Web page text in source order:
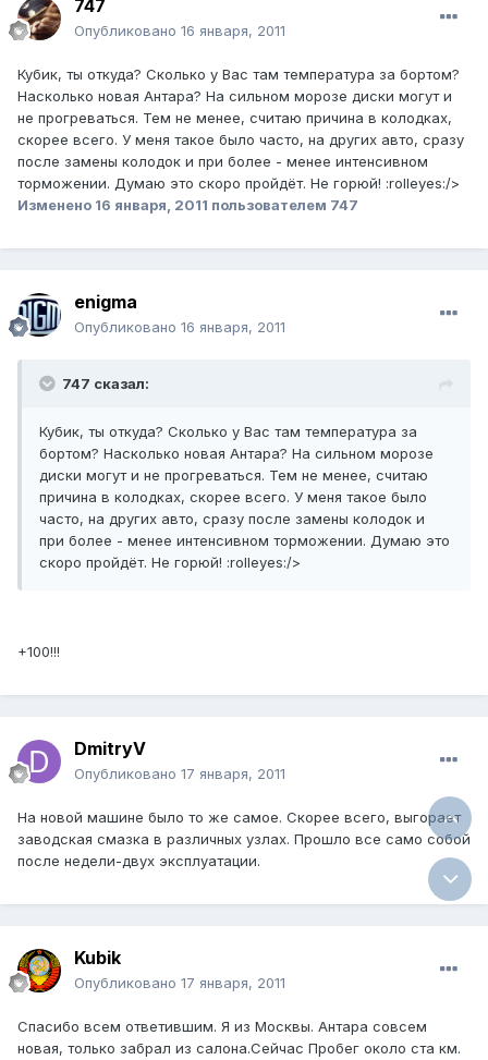
747
Опубликовано 16 января, 2011
Кубик, ты откуда? Сколько у Вас там температура за бортом?
Насколько новая Антара? На сильном морозе диски могут и
не прогреваться. Тем не менее, считаю причина в колодках,
скорее всего. У меня такое было часто, на других авто, сразу
после замены колодок и при более - менее интенсивном
торможении. Думаю это скоро пройдёт. Не горюй! :rolleyes:/>
Изменено 16 января, 2011 пользователем 747
enigma
Опубликовано 16 января, 2011
747 сказал:
Кубик, ты откуда? Сколько у Вас там температура за
бортом? Насколько новая Антара? На сильном морозе
диски могут и не прогреваться. Тем не менее, считаю
причина в колодках, скорее всего. У меня такое было
часто, на других авто, сразу после замены колодок и
при более - менее интенсивном торможении. Думаю это
скоро пройдёт. Не горюй! :rolleyes:/>
+100!!!
DmitryV
Опубликовано 17 января, 2011
На новой машине было то же самое. Скорее всего, выгорает
заводская смазка в различных узлах. Прошло все само собой
после недели-двух эксплуатации.
Kubik
Опубликовано 17 января, 2011
Спасибо всем ответившим. Я из Москвы. Антара совсем
новая, только забрал из салона.Сейчас Пробег около ста км.